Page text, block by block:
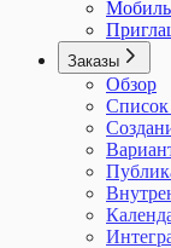
Заказы
Обзор
Список